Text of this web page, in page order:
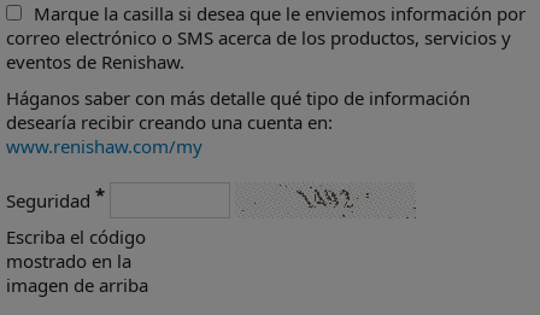
Marque la casilla si desea que le enviemos información por
correo electrónico o SMS acerca de los productos, servicios y
eventos de Renishaw.
Háganos saber con más detalle qué tipo de información
desearía recibir creando una cuenta en:
www.renishaw.com/my
Seguridad *
Escriba el código
mostrado en la
imagen de arriba